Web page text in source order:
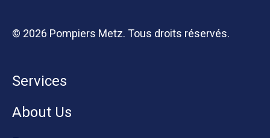
© 2026 Pompiers Metz. Tous droits réservés.
Services
About Us